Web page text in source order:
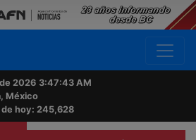
2026 3:47:44 AM
México
hoy: 245,628